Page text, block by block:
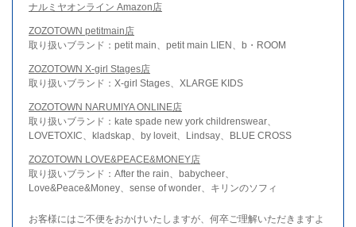
ナルミヤオンライン Amazon店
ZOZOTOWN petitmain店
取り扱いブランド：petit main、petit main LIEN、b・ROOM
ZOZOTOWN X-girl Stages店
取り扱いブランド：X-girl Stages、XLARGE KIDS
ZOZOTOWN NARUMIYA ONLINE店
取り扱いブランド：kate spade new york childrenswear、
LOVETOXIC、kladskap、by loveit、Lindsay、BLUE CROSS
ZOZOTOWN LOVE&PEACE&MONEY店
取り扱いブランド：After the rain、babycheer、
Love&Peace&Money、sense of wonder、キリンのソフィ
お客様にはご不便をおかけいたしますが、何卒ご理解いただきますよ